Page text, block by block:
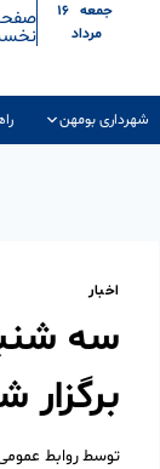
جمعه ۱۶
مرداد
شهرداری بومهن
اخبار
سه
برگزار
توسطروابط